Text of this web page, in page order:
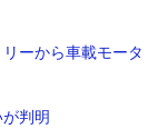
ーから車載モータ
判明